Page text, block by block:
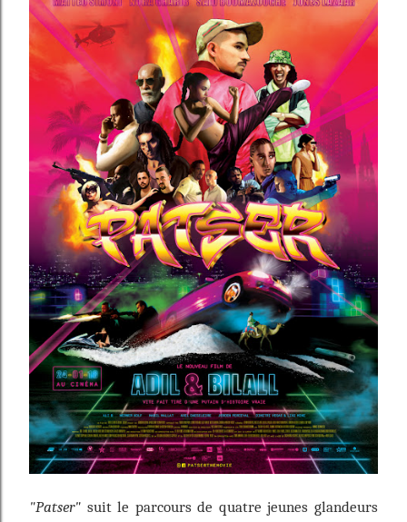
"Patser" suit le parcours de quatre jeunes glandeurs